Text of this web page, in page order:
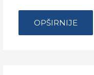
…
OROOK
OBUKE
ZA
OPŠIRNIJE